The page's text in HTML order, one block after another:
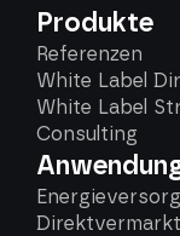
Produkte
Referenzen
White Label
White Label
Consulting